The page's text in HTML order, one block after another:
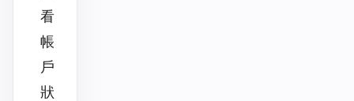
看
帳
戶
狀